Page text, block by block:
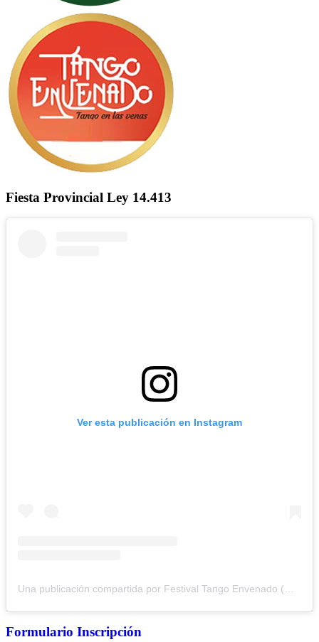
Fiesta Provincial Ley 14.413
Ver esta publicación en Instagram
Formulario Inscripción